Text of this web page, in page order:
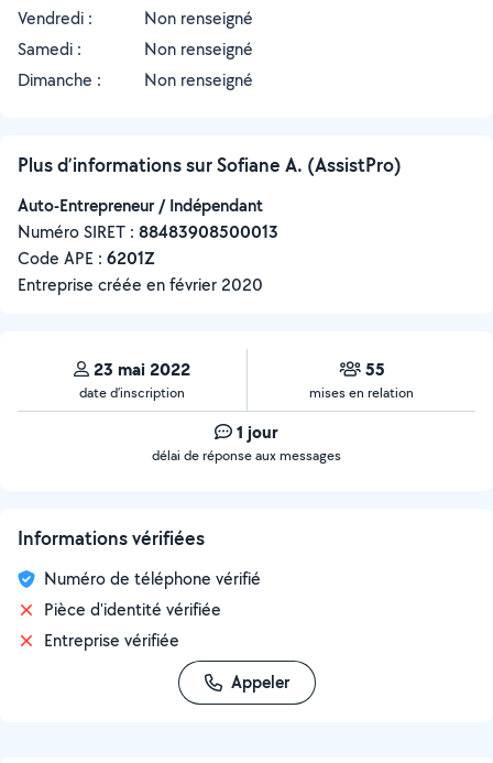
Vendredi :
Non renseigné
Samedi :
Non renseigné
Dimanche :
Non renseigné
Plus d’informations sur Sofiane A. (AssistPro)
Auto-Entrepreneur / Indépendant
Numéro SIRET : ‍88483908500013
Code APE : 6201Z
Entreprise créée enfévrier 2020
23 mai 2022
date d’inscription
55
mises en relation
1 jour
délai de réponse aux messages
Informations vérifiées
Numéro de téléphone vérifié
Pièce d'identité vérifiée
Entreprise vérifiée
Appeler